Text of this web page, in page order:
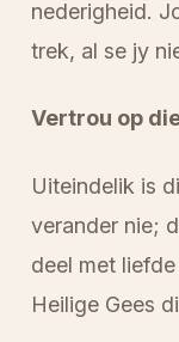
nederigheid.
trek, al se jy
Vertrou op
Uiteindelik is
verander nie;
deel met
Heilige Gees